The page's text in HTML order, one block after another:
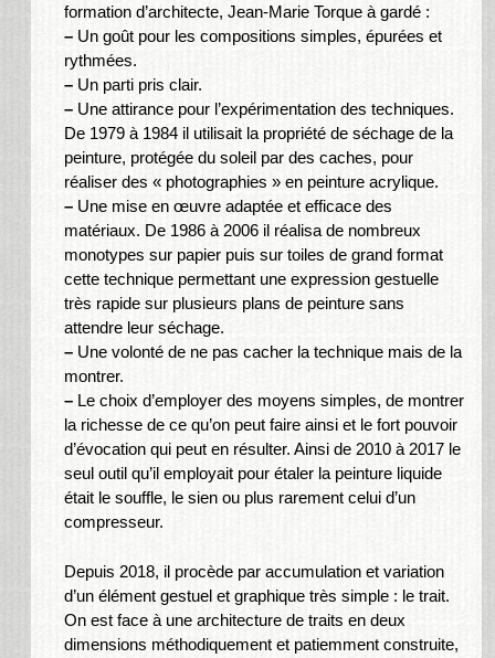
formation d’architecte, Jean-Marie Torque à gardé :
– Un goût pour les compositions simples, épurées et
rythmées.
– Un parti pris clair.
– Une attirance pour l’expérimentation des techniques.
De 1979 à 1984 il utilisait la propriété de séchage de la
peinture, protégée du soleil par des caches, pour
réaliser des « photographies » en peinture acrylique.
– Une mise en œuvre adaptée et efficace des
matériaux. De 1986 à 2006 il réalisa de nombreux
monotypes sur papier puis sur toiles de grand format
cette technique permettant une expression gestuelle
très rapide sur plusieurs plans de peinture sans
attendre leur séchage.
– Une volonté de ne pas cacher la technique mais de la
montrer.
– Le choix d’employer des moyens simples, de montrer
la richesse de ce qu’on peut faire ainsi et le fort pouvoir
d’évocation qui peut en résulter. Ainsi de 2010 à 2017 le
seul outil qu’il employait pour étaler la peinture liquide
était le souffle, le sien ou plus rarement celui d’un
compresseur.
Depuis 2018, il procède par accumulation et variation
d’un élément gestuel et graphique très simple : le trait.
On est face à une architecture de traits en deux
dimensions méthodiquement et patiemment construite,